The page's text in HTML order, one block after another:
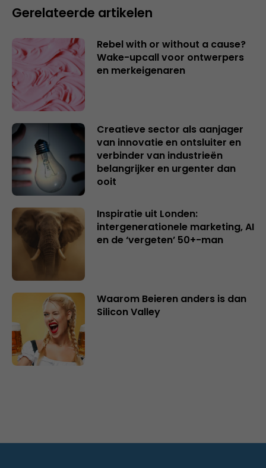
Gerelateerde artikelen
Rebel with or without a cause?
Wake-upcall voor ontwerpers
en merkeigenaren
Creatieve sector als aanjager
van innovatie en ontsluiter en
verbinder van industrieën
belangrijker en urgenter dan
ooit
Inspiratie uit Londen:
intergenerationele marketing, AI
en de ‘vergeten’ 50+-man
Waarom Beieren anders is dan
Silicon Valley